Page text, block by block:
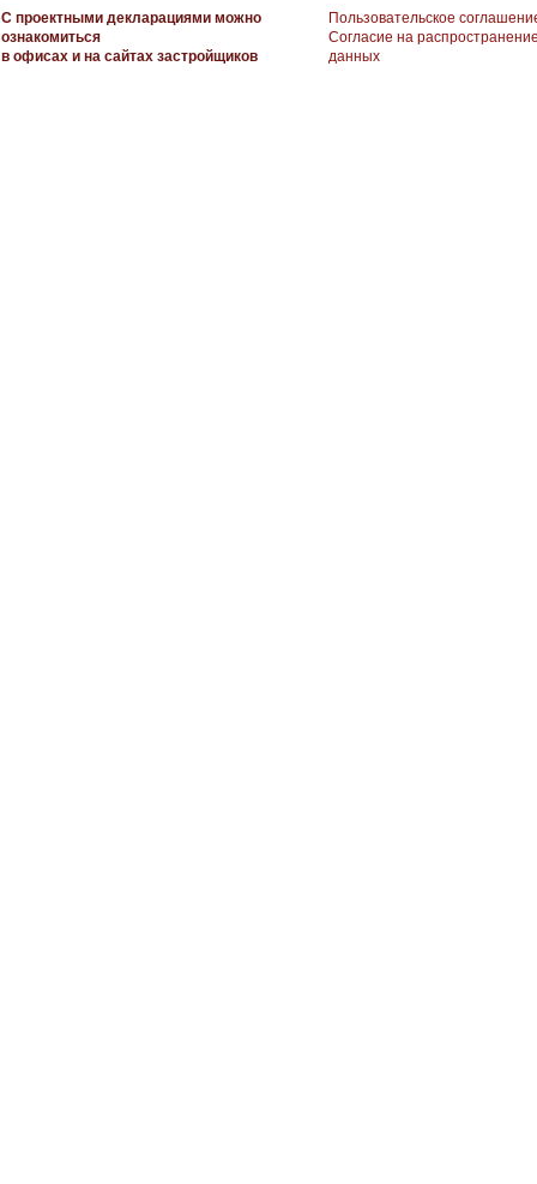
С проектными декларациями можно
ознакомиться
в офисах и на сайтах застройщиков
Пользовательское
Согласие на
данных